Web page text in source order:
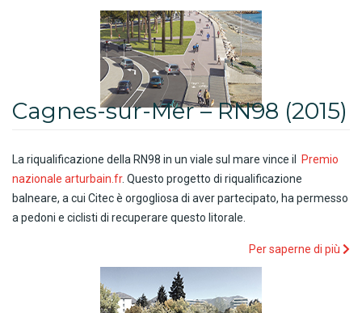
Cagnes-sur-Mer – RN98 (2015)
La riqualificazione della RN98 in un viale sul mare vince il
Premio
nazionale arturbain.fr. Questo progetto di riqualificazione
balneare, a cui Citec è orgogliosa di aver partecipato, ha permesso
a pedoni e ciclisti di recuperare questo litorale.
Per saperne di più